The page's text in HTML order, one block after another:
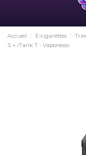
Accueil E-cigarettes
S + iTank T - Vaporesso